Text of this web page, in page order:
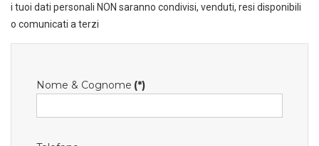
i tuoi dati personali NON saranno condivisi, venduti, resi disponibili
o comunicati a terzi
Nome & Cognome (*)